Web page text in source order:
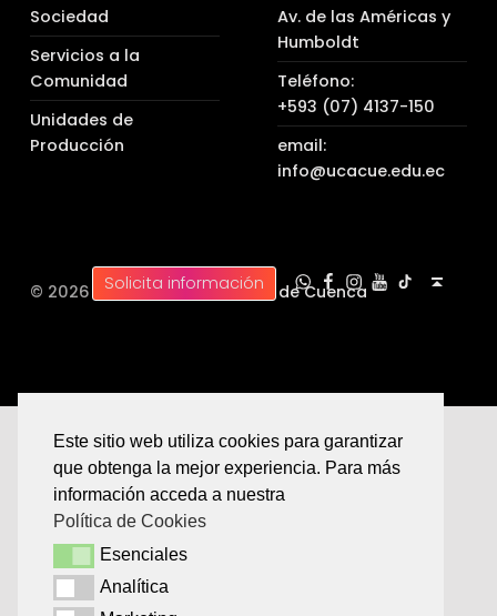
Sociedad
Servicios a la
Comunidad
Unidades de
Producción
Av. de las Américas y
Humboldt
Teléfono:
+593 (07) 4137-150
email:
info@ucacue.edu.ec
© 2026 | Universidad Católica de Cuenca
Solicita información
UC WhatsApp
UC en Facebook
UC en Instagram
UC en Youtube
UC Tiktok
Este sitio web utiliza cookies para garantizar
que obtenga la mejor experiencia. Para más
información acceda a nuestra
Política de Cookies
EsencialesEsenciales
AnalíticaAnalítica